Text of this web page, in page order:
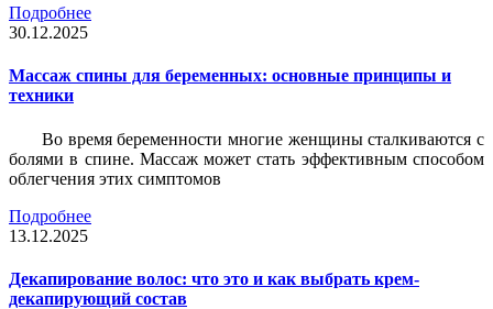
Подробнее
30.12.2025
Массаж спины для беременных: основные принципы и
техники
Во время беременности многие женщины сталкиваются с
болями в спине. Массаж может стать эффективным способом
облегчения этих симптомов
Подробнее
13.12.2025
Декапирование волос: что это и как выбрать крем-
декапирующий состав